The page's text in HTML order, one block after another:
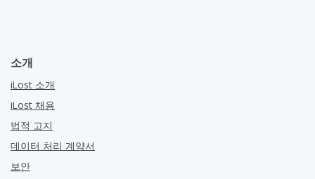
소개
iLost 소개
iLost 채용
법적 고지
데이터 처리 계약서
보안